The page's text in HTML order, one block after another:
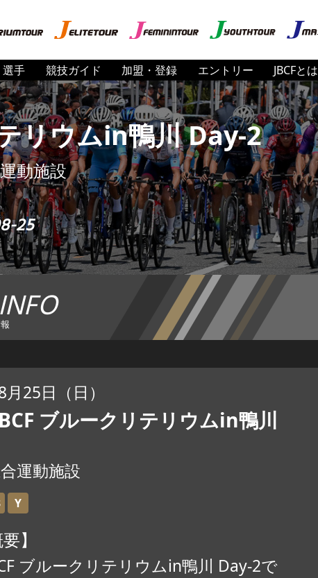
手 競技ガイド 加盟・登録 エントリー JBCFとは
リウムin鴨川 Day-2
動施設
25
25日（日）
ブルークリテリウムin鴨川
運動施設
Y
】
ブルークリテリウムin鴨川 Day-2で